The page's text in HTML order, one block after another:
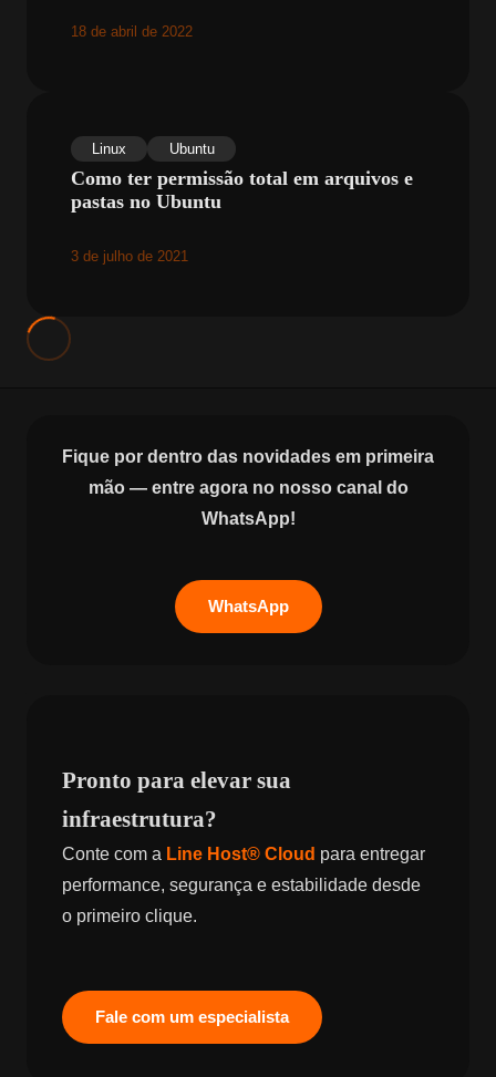
18 de abril de 2022
Linux Ubuntu
Como ter permissão total em arquivos e
pastas no Ubuntu
3 de julho de 2021
Fique por dentro das novidades em primeira
mão — entre agora no nosso canal do
WhatsApp!
WhatsApp
Pronto para elevar sua
infraestrutura?
Conte com a Line Host® Cloud para entregar
performance, segurança e estabilidade desde
o primeiro clique.
Fale com um especialista